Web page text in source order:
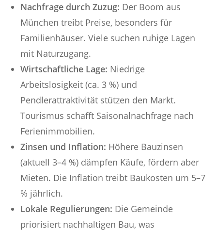
Nachfrage durch Zuzug: Der Boom aus
München treibt Preise, besonders für
Familienhäuser. Viele suchen ruhige Lagen
mit Naturzugang.
Wirtschaftliche Lage: Niedrige
Arbeitslosigkeit (ca. 3 %) und
Pendlerattraktivität stützen den Markt.
Tourismus schafft Saisonalnachfrage nach
Ferienimmobilien.
Zinsen und Inflation: Höhere Bauzinsen
(aktuell 3–4 %) dämpfen Käufe, fördern aber
Mieten. Die Inflation treibt Baukosten um 5–7
% jährlich.
Lokale Regulierungen: Die Gemeinde
priorisiert nachhaltigen Bau, was